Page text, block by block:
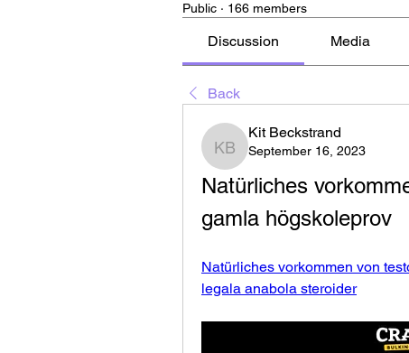
Public · 166 members
Discussion Media
Back
Kit Beckstrand
Kit Beckstrand
September 16, 2023
Natürliches
gamla högskoleprov
Natürliches vorkommen von
legala anabola steroider